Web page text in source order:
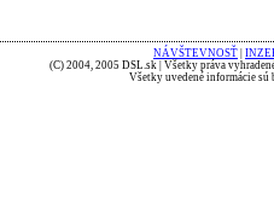
NÁVŠTEVNOSŤ
(C) 2004, 2005 DSL.sk | Všetky práva
Všetky uvedené informácie sú